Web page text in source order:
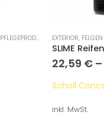
PFLEGEPRODUKTE EXTERIOR,
SLIME
22,59 € –
Scholl
inkl. MwSt.